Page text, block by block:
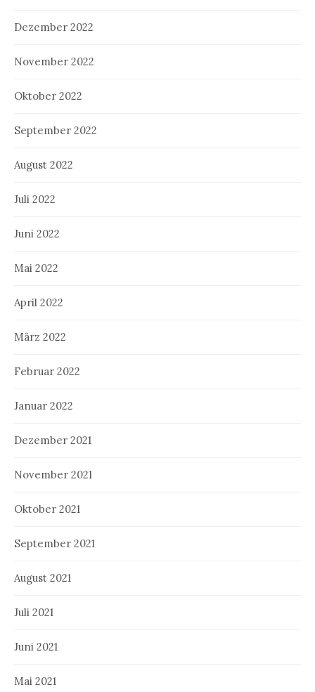
Dezember 2022
November 2022
Oktober 2022
September 2022
August 2022
Juli 2022
Juni 2022
Mai 2022
April 2022
März 2022
Februar 2022
Januar 2022
Dezember 2021
November 2021
Oktober 2021
September 2021
August 2021
Juli 2021
Juni 2021
Mai 2021